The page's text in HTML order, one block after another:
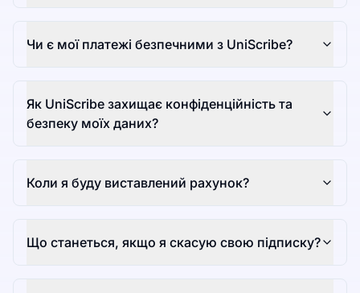
Чи є мої платежі безпечними з UniScribe?
Як UniScribe захищає конфіденційність та
безпеку моїх даних?
Коли я буду виставлений рахунок?
Що станеться, якщо я скасую свою підписку?